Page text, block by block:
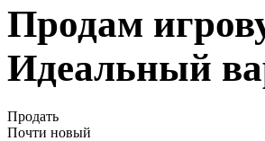
Продам
Идеальный
Продать
Почти новый